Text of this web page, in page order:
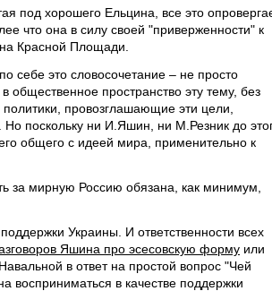
под хорошего Ельцина, все это
что она в силу своей "приверженности" к
Красной Площади.
себе это словосочетание – не просто
общественное пространство эту тему, без
провозглашающие эти цели,
поскольку ни И.Яшин, ни М.Резник до
общего с идеей мира, применительно к
за мирную Россию обязана, как минимум,
Украины. И ответственности всех
Яшина про эсесовскую форму или
в ответ на простой вопрос "Чей
в качестве поддержки